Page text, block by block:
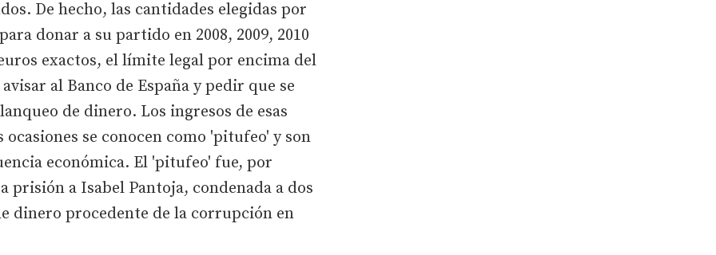
De hecho, las cantidades elegidas por
donar a su partido en 2008, 2009, 2010
exactos, el límite legal por encima del
al Banco de España y pedir que se
de dinero. Los ingresos de esas
se conocen como 'pitufeo' y son
económica. El 'pitufeo' fue, por
prisión a Isabel Pantoja, condenada a dos
dinero procedente de la corrupción en